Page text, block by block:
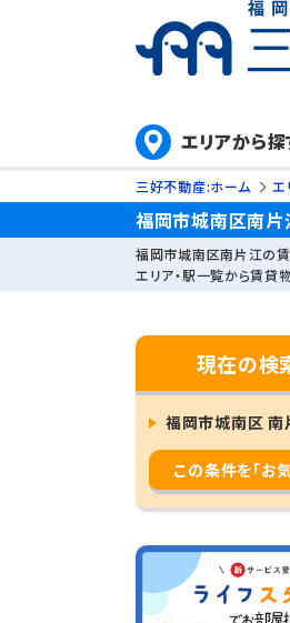
エリアから探
三好不動産:ホーム エ
福岡市城南区南片
福岡市城南区南片江の賃
エリア・駅一覧から賃貸
現在の検
福岡市城南区 南
この条件を「お